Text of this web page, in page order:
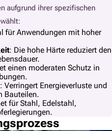
aufgrund ihrer spezifischen
für Anwendungen mit hoher
: Die hohe Härte reduziert den
einen moderaten Schutz in
: Verringert Energieverluste und
Bauteilen.
für Stahl, Edelstahl,